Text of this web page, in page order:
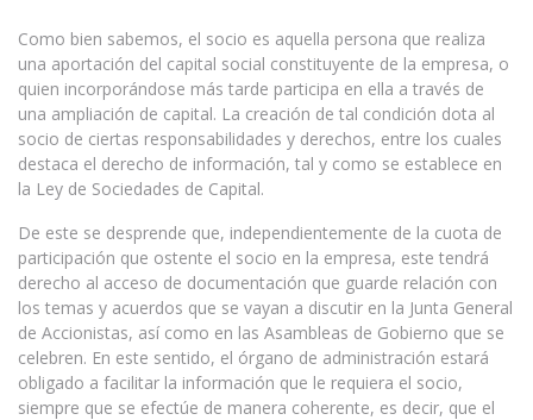
Como bien sabemos, el socio es aquella persona que realiza
una aportación del capital social constituyente de la empresa, o
quien incorporándose más tarde participa en ella a través de
una ampliación de capital. La creación de tal condición dota al
socio de ciertas responsabilidades y derechos, entre los cuales
destaca el derecho de información, tal y como se establece en
la Ley de Sociedades de Capital.
De este se desprende que, independientemente de la cuota de
participación que ostente el socio en la empresa, este tendrá
derecho al acceso de documentación que guarde relación con
los temas y acuerdos que se vayan a discutir en la Junta General
de Accionistas, así como en las Asambleas de Gobierno que se
celebren. En este sentido, el órgano de administración estará
obligado a facilitar la información que le requiera el socio,
siempre que se efectúe de manera coherente, es decir, que el